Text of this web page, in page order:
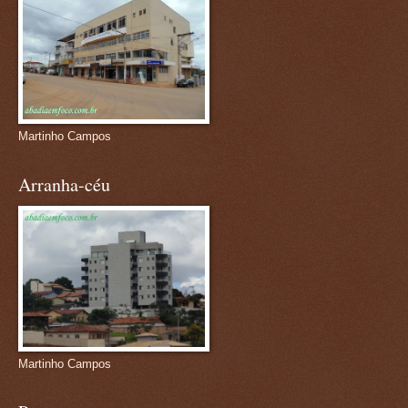
Martinho Campos
Arranha-céu
Martinho Campos